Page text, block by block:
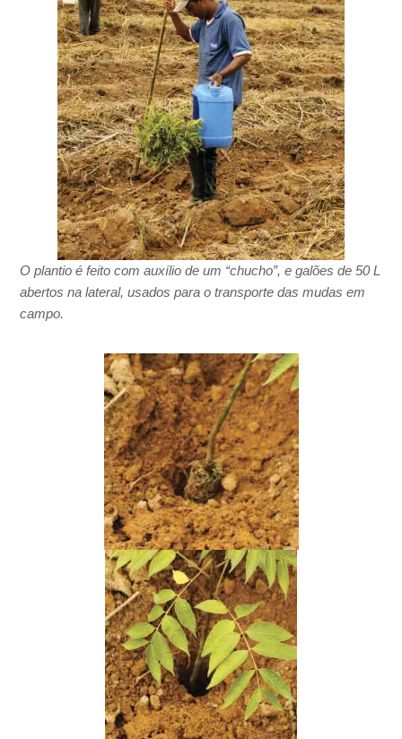
O plantio é feito com auxílio de um “chucho”, e galões de 50 L
abertos na lateral, usados para o transporte das mudas em
campo.